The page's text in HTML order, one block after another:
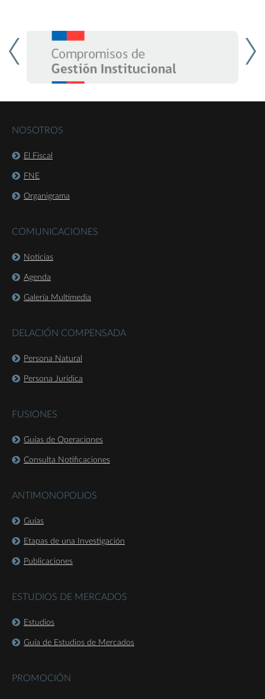
NOSOTROS
El Fiscal
FNE
Organigrama
COMUNICACIONES
Noticias
Agenda
Galería Multimedia
DELACIÓN COMPENSADA
Persona Natural
Persona Jurídica
FUSIONES
Guías de Operaciones
Consulta Notificaciones
ANTIMONOPOLIOS
Guías
Etapas de una Investigación
Publicaciones
ESTUDIOS DE MERCADOS
Estudios
Guía de Estudios de Mercados
PROMOCIÓN